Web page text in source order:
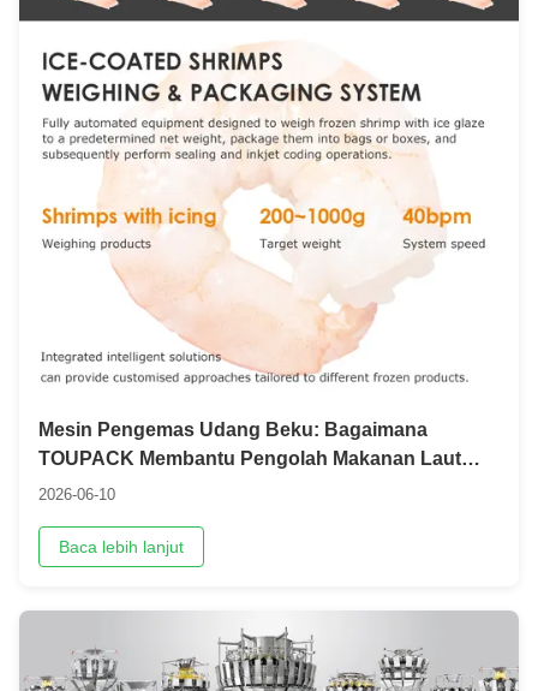
Mesin Pengemas Udang Beku: Bagaimana
TOUPACK Membantu Pengolah Makanan Laut
Meningkatkan Efisiensi dan Akurasi
2026-06-10
Baca lebih lanjut